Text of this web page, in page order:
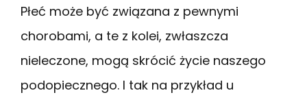
Płeć może być związana z pewnymi
chorobami, a te z kolei, zwłaszcza
nieleczone, mogą skrócić życie naszego
podopiecznego. I tak na przykład u